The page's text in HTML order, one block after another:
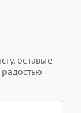
оставьте